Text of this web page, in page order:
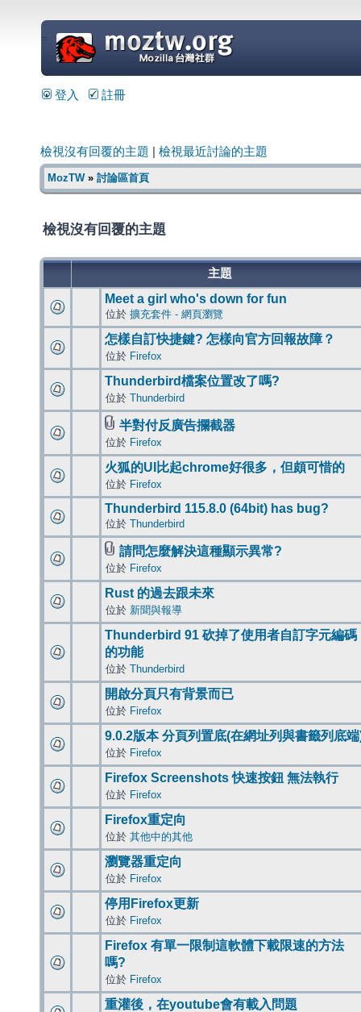
=
登入 註冊
檢視沒有回覆的主題 檢視最近討論的主題
MozTW» 討論區首頁
檢視沒有回覆的主題
主題
Meet a girl who's down for fun
位於 擴充套件 - 網頁瀏覽
怎樣自訂快捷鍵? 怎樣向官方回報故障？
位於 Firefox
Thunderbird檔案位置改了嗎?
位於 Thunderbird
半對付反廣告攔截器
位於 Firefox
火狐的UI比起chrome好很多，但頗可惜的
位於 Firefox
Thunderbird 115.8.0 (64bit) has bug?
位於 Thunderbird
請問怎麼解決這種顯示異常?
位於 Firefox
Rust 的過去跟未來
位於 新聞與報導
Thunderbird 91 砍掉了使用者自訂字元編碼
的功能
位於 Thunderbird
開啟分頁只有背景而已
位於 Firefox
9.0.2版本 分頁列置底(在網址列與書籤列底
位於 Firefox
Firefox Screenshots 快速按鈕 無法執行
位於 Firefox
Firefox重定向
位於 其他中的其他
瀏覽器重定向
位於 Firefox
停用Firefox更新
位於 Firefox
Firefox 有單一限制這軟體下載限速的方法
嗎?
位於 Firefox
重灌後，在youtube會有載入問題